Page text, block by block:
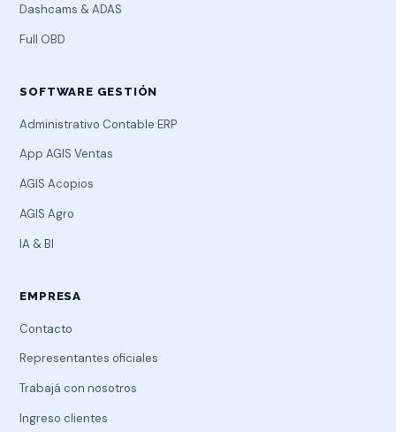
Dashcams & ADAS
Full OBD
SOFTWARE GESTIÓN
Administrativo Contable ERP
App AGIS Ventas
AGIS Acopios
AGIS Agro
IA & BI
EMPRESA
Contacto
Representantes oficiales
Trabajá con nosotros
Ingreso clientes